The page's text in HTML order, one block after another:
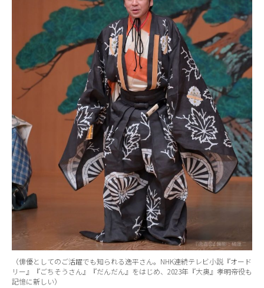
（俳優としてのご活躍でも知られる逸平さん。NHK連続テレビ小説『オード
リー』『ごちそうさん』『だんだん』をはじめ、2023年『大奥』孝明帝役も
記憶に新しい）